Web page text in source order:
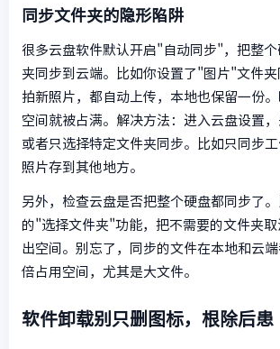
同步文件夹的隐形陷阱
很多云盘软件默认开启"自动同步"，把整
夹同步到云端。比如你设置了"图片"文件
拍新照片，都自动上传，本地也保留一份
空间就被占满。解决方法：进入云盘设置，
或者只选择特定文件夹同步。比如只同步
照片存到其他地方。
另外，检查云盘是否把整个硬盘都同步了
的"选择文件夹"功能，把不需要的文件夹
出空间。别忘了，同步的文件在本地和云
倍占用空间，尤其是大文件。
软件卸载别只删图标，根除后患